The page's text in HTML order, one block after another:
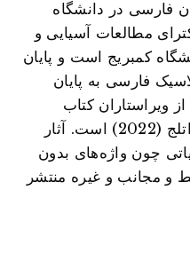
فارسی در دانشگاه
مطالعات آسیایی و
کمبریج است و پایان
فارسی به پایان
ویراستاران کتاب
راهنمای ترجمه ادبی فارسی راتلج (2022) است. آثار
چون واژه‌های بدون
و مجانب و غیره منتشر